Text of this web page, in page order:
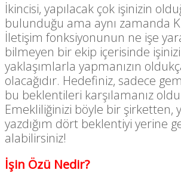
İkincisi, yapılacak çok işinizin
bulunduğu ama aynı zamanda
İletişim fonksiyonunun ne işe
bilmeyen bir ekip içerisinde
yaklaşımlarla yapmanızın
olacağıdır. Hedefiniz, sadece
bu beklentileri karşılamanız
Emekliliğinizi böyle bir şirketten,
yazdığım dört beklentiyi yerine
alabilirsiniz!
İşin Özü Nedir?